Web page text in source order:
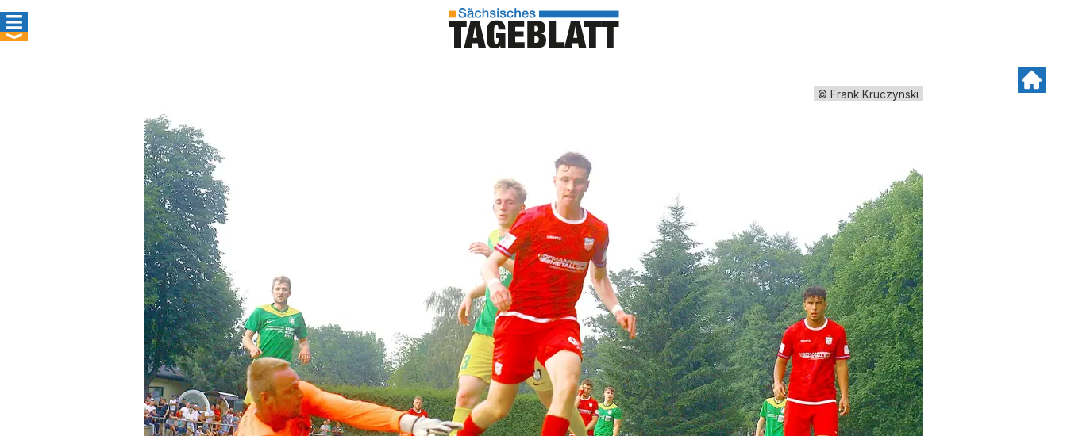
© Frank Kruczynski